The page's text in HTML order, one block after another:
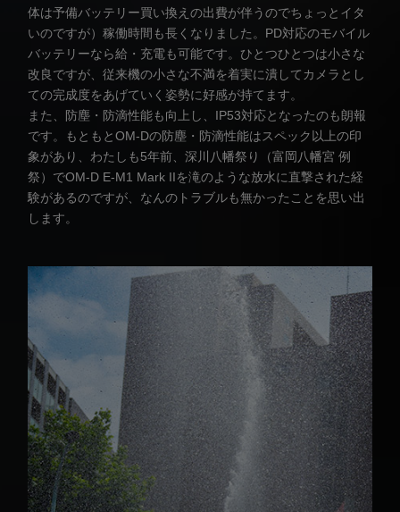
体は予備バッテリー買い換えの出費が伴うのでちょっとイタ
いのですが）稼働時間も長くなりました。PD対応のモバイル
バッテリーなら給・充電も可能です。ひとつひとつは小さな
改良ですが、従来機の小さな不満を着実に潰してカメラとし
ての完成度をあげていく姿勢に好感が持てます。
また、防塵・防滴性能も向上し、IP53対応となったのも朗報
です。もともとOM-Dの防塵・防滴性能はスペック以上の印
象があり、わたしも5年前、深川八幡祭り（富岡八幡宮 例
祭）でOM-D E-M1 Mark IIを滝のような放水に直撃された経
験があるのですが、なんのトラブルも無かったことを思い出
します。